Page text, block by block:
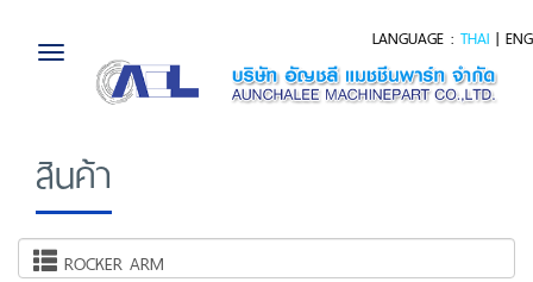
LANGUAGE : THAI | ENG
Toggle
navigation
สินค้า
ROCKER ARM